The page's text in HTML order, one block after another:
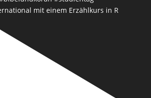
mit einem Erzählkurs in R